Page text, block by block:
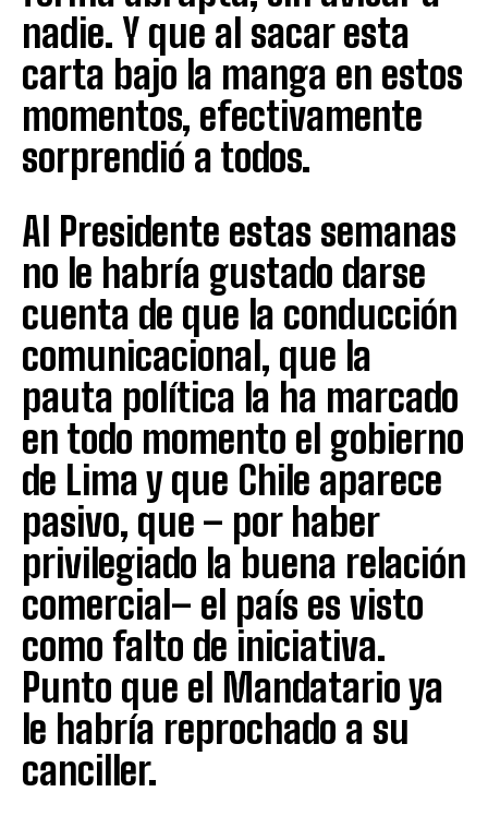
nadie. Y que al sacar esta
carta bajo la manga en estos
momentos, efectivamente
sorprendió a todos.
Al Presidente estas semanas
no le habría gustado darse
cuenta de que la conducción
comunicacional, que la
pauta política la ha marcado
en todo momento el gobierno
de Lima y que Chile aparece
pasivo, que – por haber
privilegiado la buena relación
comercial– el país es visto
como falto de iniciativa.
Punto que el Mandatario ya
le habría reprochado a su
canciller.